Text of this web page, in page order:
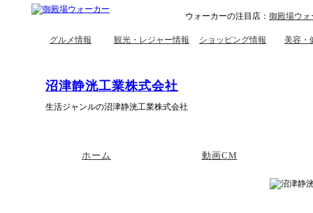
ウォーカーの注目店： 御殿場ウ
グルメ情報 観光・レジャー情報 ショッピング情報 美容・
沼津静洸工業株式会社
生活ジャンルの沼津静洸工業株式会社
ホーム 動画CM